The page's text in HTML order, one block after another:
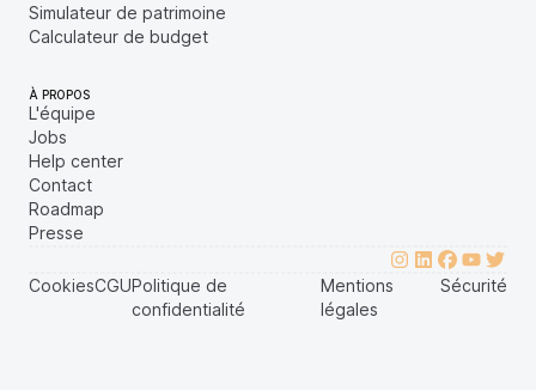
Simulateur de patrimoine
Calculateur de budget
À PROPOS
L'équipe
Jobs
Help center
Contact
Roadmap
Presse
CookiesCGUPolitique de
confidentialité
Mentions
légales
Sécurité